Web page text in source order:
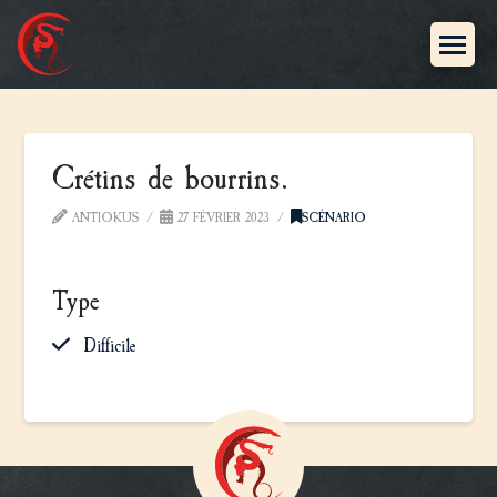
Crétins de bourrins.
ANTIOKUS 27 FÉVRIER 2023 SCÉNARIO
Type
Difficile